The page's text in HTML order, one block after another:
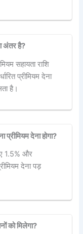
अंतर है?
सहायता राशि
प्रीमियम देना
है।
देना होगा?
1.5% और
देना पड़
को मिलेगा?